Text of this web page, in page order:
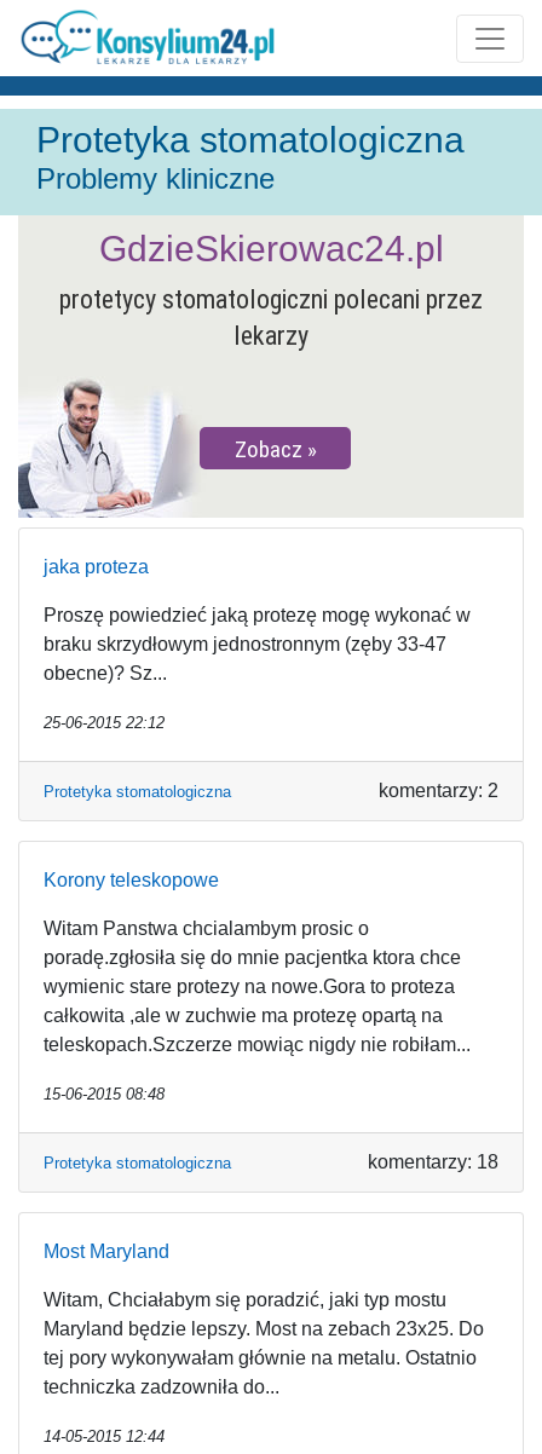
Protetyka stomatologiczna
Problemy kliniczne
protetycy stomatologiczni polecani przez
lekarzy
Zobacz
GdzieSkierowac24.pl
jaka proteza
Proszę powiedzieć jaką protezę mogę wykonać w
braku skrzydłowym jednostronnym (zęby 33-47
obecne)? Sz...
25-06-2015 22:12
Protetyka stomatologiczna komentarzy: 2
Korony teleskopowe
Witam Panstwa chcialambym prosic o
poradę.zgłosiła się do mnie pacjentka ktora chce
wymienic stare protezy na nowe.Gora to proteza
całkowita ,ale w zuchwie ma protezę opartą na
teleskopach.Szczerze mowiąc nigdy nie robiłam...
15-06-2015 08:48
Protetyka stomatologiczna komentarzy: 18
Most Maryland
Witam, Chciałabym się poradzić, jaki typ mostu
Maryland będzie lepszy. Most na zebach 23x25. Do
tej pory wykonywałam głównie na metalu. Ostatnio
techniczka zadzowniła do...
14-05-2015 12:44